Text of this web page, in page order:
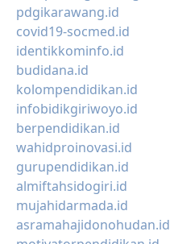
pdgikarawang.id
covid19-socmed.id
identikkominfo.id
budidana.id
kolompendidikan.id
infobidikgiriwoyo.id
berpendidikan.id
wahidproinovasi.id
gurupendidikan.id
almiftahsidogiri.id
mujahidarmada.id
asramahajidonohudan.id